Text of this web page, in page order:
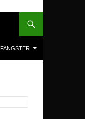
FANGSTER